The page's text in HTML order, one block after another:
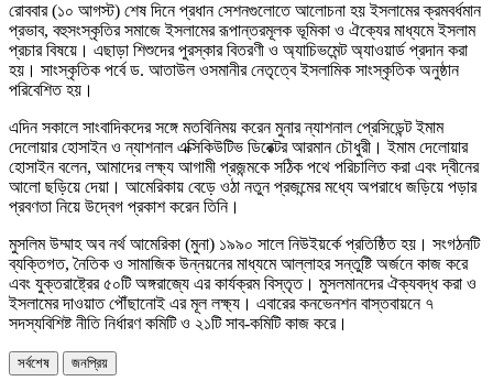
রোববার (১০ আগস্ট) শেষ দিনে প্রধান সেশনগুলোতে আলোচনা হয় ইসলামের ক্রমবর্ধমান
প্রভাব, বহুসংস্কৃতির সমাজে ইসলামের রূপান্তরমূলক ভূমিকা ও ঐক্যের মাধ্যমে ইসলাম
প্রচার বিষয়ে। এছাড়া শিশুদের পুরস্কার বিতরণী ও অ্যাচিভমেন্ট অ্যাওয়ার্ড প্রদান করা
হয়। সাংস্কৃতিক পর্বে ড. আতাউল ওসমানীর নেতৃত্বে ইসলামিক সাংস্কৃতিক অনুষ্ঠান
পরিবেশিত হয়।
এদিন সকালে সাংবাদিকদের সঙ্গে মতবিনিময় করেন মুনার ন্যাশনাল প্রেসিডেন্ট ইমাম
দেলোয়ার হোসাইন ও ন্যাশনাল এক্সিকিউটিভ ডিরেক্টর আরমান চৌধুরী। ইমাম দেলোয়ার
হোসাইন বলেন, আমাদের লক্ষ্য আগামী প্রজন্মকে সঠিক পথে পরিচালিত করা এবং দ্বীনের
আলো ছড়িয়ে দেয়া। আমেরিকায় বেড়ে ওঠা নতুন প্রজন্মের মধ্যে অপরাধে জড়িয়ে পড়ার
প্রবণতা নিয়ে উদ্বেগ প্রকাশ করেন তিনি।
মুসলিম উম্মাহ অব নর্থ আমেরিকা (মুনা) ১৯৯০ সালে নিউইয়র্কে প্রতিষ্ঠিত হয়। সংগঠনটি
ব্যক্তিগত, নৈতিক ও সামাজিক উন্নয়নের মাধ্যমে আল্লাহর সন্তুষ্টি অর্জনে কাজ করে
এবং যুক্তরাষ্ট্রের ৫০টি অঙ্গরাজ্যে এর কার্যক্রম বিস্তৃত। মুসলমানদের ঐক্যবদ্ধ করা ও
ইসলামের দাওয়াত পৌঁছানোই এর মূল লক্ষ্য। এবারের কনভেনশন বাস্তবায়নে ৭
সদস্যবিশিষ্ট নীতি নির্ধারণ কমিটি ও ২১টি সাব-কমিটি কাজ করে।
সর্বশেষ জনপ্রিয়